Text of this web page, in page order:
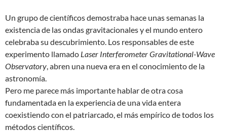
Un grupo de científicos demostraba hace unas semanas la
existencia de las ondas gravitacionales y el mundo entero
celebraba su descubrimiento. Los responsables de este
experimento llamado Laser Interferometer Gravitational-Wave
Observatory, abren una nueva era en el conocimiento de la
astronomía.
Pero me parece más importante hablar de otra cosa
fundamentada en la experiencia de una vida entera
coexistiendo con el patriarcado, el más empírico de todos los
métodos científicos.